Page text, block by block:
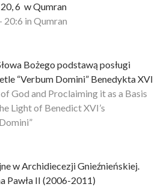
6 w Qumran
20:6 in Qumran
Bożego podstawą posługi
“Verbum Domini” Benedykta XVI
God and Proclaiming it as a Basis
Light of Benedict XVI’s
w Archidiecezji Gnieźnieńskiej.
Pawła II (2006-2011)